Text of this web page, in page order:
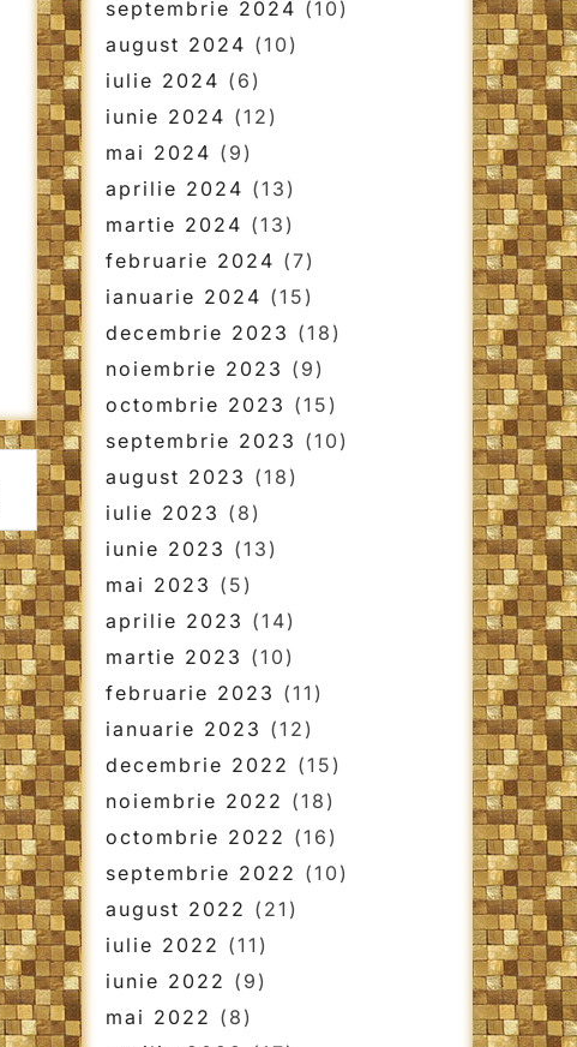
septembrie 2024 (10)
august 2024 (10)
iulie 2024 (6)
iunie 2024 (12)
mai 2024 (9)
aprilie 2024 (13)
martie 2024 (13)
februarie 2024 (7)
ianuarie 2024 (15)
decembrie 2023 (18)
noiembrie 2023 (9)
octombrie 2023 (15)
septembrie 2023 (10)
august 2023 (18)
iulie 2023 (8)
iunie 2023 (13)
mai 2023 (5)
aprilie 2023 (14)
martie 2023 (10)
februarie 2023 (11)
ianuarie 2023 (12)
decembrie 2022 (15)
noiembrie 2022 (18)
octombrie 2022 (16)
septembrie 2022 (10)
august 2022 (21)
iulie 2022 (11)
iunie 2022 (9)
mai 2022 (8)